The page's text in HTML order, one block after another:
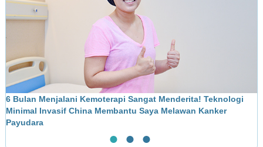
6 Bulan Menjalani Kemoterapi Sangat Menderita! Teknologi
Minimal Invasif China Membantu Saya Melawan Kanker
Payudara
● ● ●